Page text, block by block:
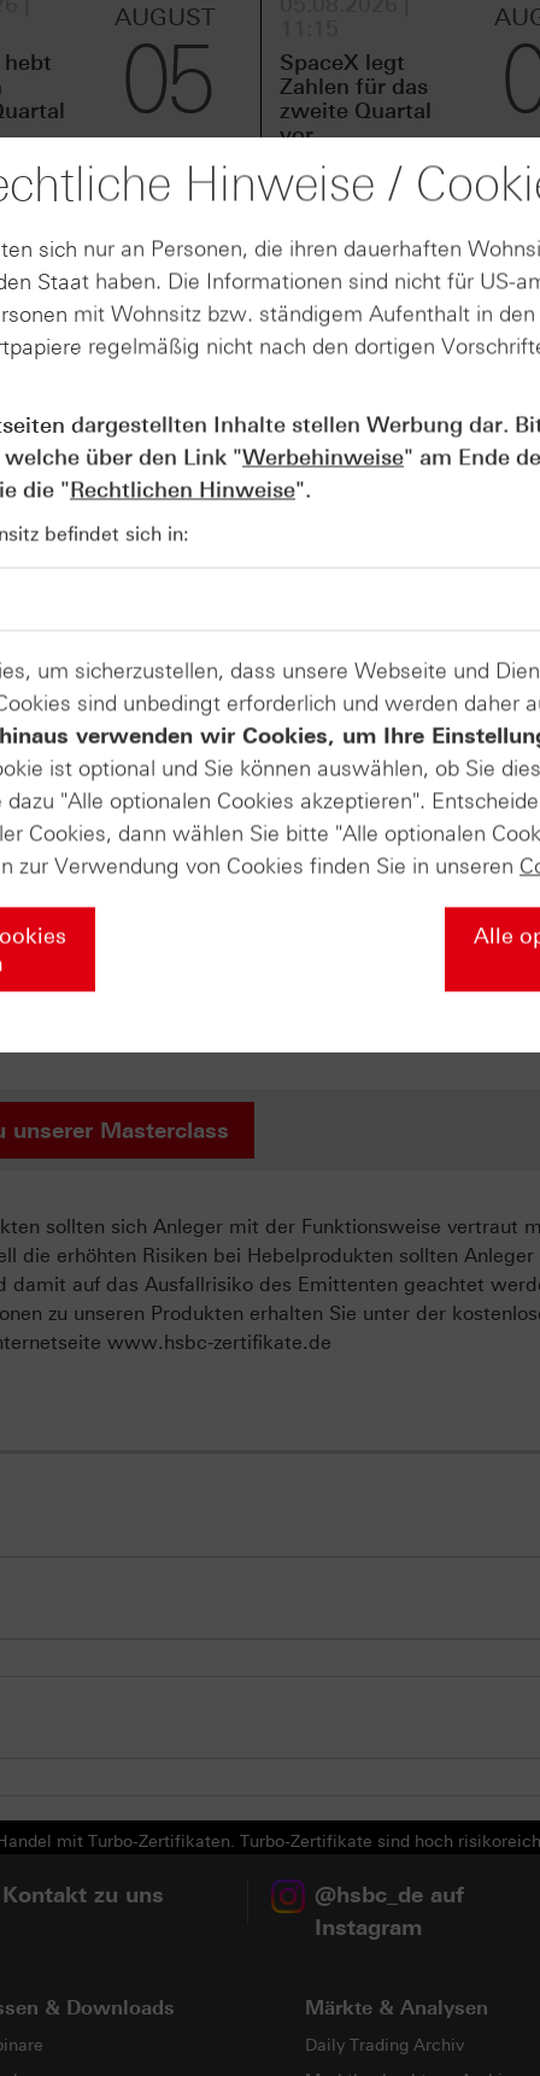
hebt
AUGUST
05
SpaceX legt
Zahlen für das
zweite Quartal
vor
am gestrigen Dienstag seine Geschäftszahlen für
mit einer starken Performance. Bei einem Umsatz
um rund 38 Prozent im Vergleich zum
0,84 USD (Q1 2025: 0,44 USD), was einer Steigerung
Rechenzentren profitierte AMD von einer starken
auf ca. 5,8 Milliarden USD im Vergleich zum selben
betonte, dass die gestiegene Nachfrage nach KI-
Wachstumstreiber des ersten Quartals gewesen wären.
unter anderem von den Tech-Riesen Meta,
Aktie bereits am Dienstag nachbörslich deutlich zu und
bis Mittwoch zwischenzeitlich auf etwa 410 USD.
Micro Devices Inc.
Masterclass in die Welt der
über die Grundlagen der Börse wissen müssen – von
mit Zertifikaten und professionellem Money
Ihr Wissen nochmal vertiefen soll. Falls Sie diesen
HSBC-Masterclass-Zertifikat von uns! Wir würden uns
unserer Masterclass
sollten sich Anleger mit der Funktionsweise vertraut
die erhöhten Risiken bei Hebelprodukten sollten Anleger
damit auf das Ausfallrisiko des Emittenten geachtet
zu unseren Produkten erhalten Sie unter der
www.hsbc-zertifikate.de
mit Turbo-Zertifikaten. Turbo-Zertifikate sind hoch
zu uns
@hsbc_de auf
Instagram
& Downloads Märkte & Analysen
Daily Trading Archiv
Hinweise /
sich nur an Personen, die ihren dauerhaften
Staat haben. Die Informationen sind nicht für US-
mit Wohnsitz bzw. ständigem Aufenthalt in
regelmäßig nicht nach den dortigen
dargestellten Inhalte stellen Werbung dar.
über den Link "Werbehinweise" am Ende
die "Rechtlichen Hinweise".
befindet sich in:
um sicherzustellen, dass unsere Webseite und
sind unbedingt erforderlich und werden daher
verwenden wir Cookies, um Ihre
ist optional und Sie können auswählen, ob Sie
"Alle optionalen Cookies akzeptieren".
Cookies, dann wählen Sie bitte "Alle optionalen
zur Verwendung von Cookies finden Sie in unseren
Alle